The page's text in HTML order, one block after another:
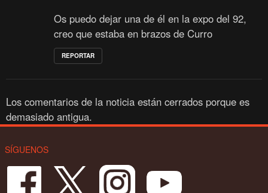
Os puedo dejar una de él en la expo del 92,
creo que estaba en brazos de Curro
REPORTAR
Los comentarios de la noticia están cerrados porque es
demasiado antigua.
SÍGUENOS